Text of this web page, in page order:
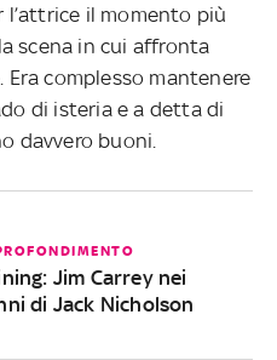
l’attrice il momento più
scena in cui affronta
Era complesso mantenere
di isteria e a detta di
davvero buoni.
Jim Carrey nei
di Jack Nicholson